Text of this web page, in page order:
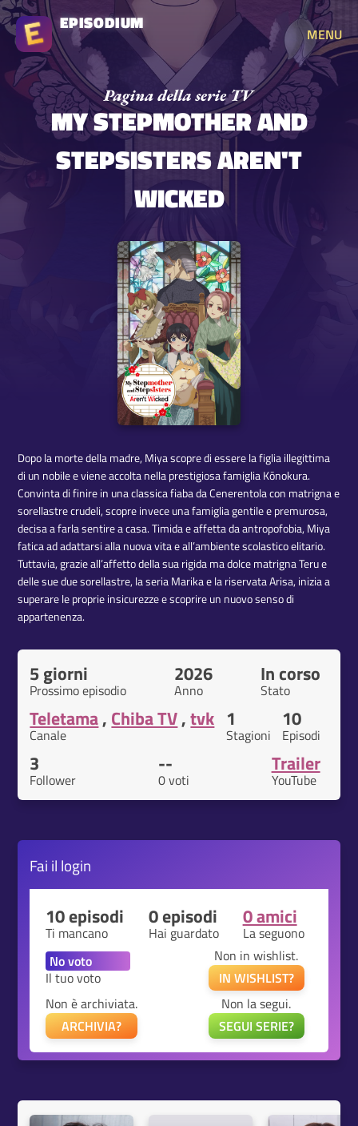
EPISODIUM
MENU
MY STEPMOTHER AND
STEPSISTERS AREN'T
WICKED
Dopo la morte della madre, Miya scopre di essere la figlia illegittima
di un nobile e viene accolta nella prestigiosa famiglia Kōnokura.
Convinta di finire in una classica fiaba da Cenerentola con matrigna e
sorellastre crudeli, scopre invece una famiglia gentile e premurosa,
decisa a farla sentire a casa. Timida e affetta da antropofobia, Miya
fatica ad adattarsi alla nuova vita e all’ambiente scolastico elitario.
Tuttavia, grazie all’affetto della sua rigida ma dolce matrigna Teru e
delle sue due sorellastre, la seria Marika e la riservata Arisa, inizia a
superare le proprie insicurezze e scoprire un nuovo senso di
appartenenza.
5 giorni
Prossimo episodio
2026
Anno
In corso
Stato
Teletama, Chiba TV,tvk
Canale
1
Stagioni
10
Episodi
3
Follower
--
0 voti
Trailer
YouTube
Fai il login
10 episodi
Ti mancano
0 episodi
Hai guardato
0 amici
La seguono
Il tuo voto
Non in wishlist.
IN WISHLIST?
Non è archiviata.
ARCHIVIA?
Non la segui.
SEGUI SERIE?